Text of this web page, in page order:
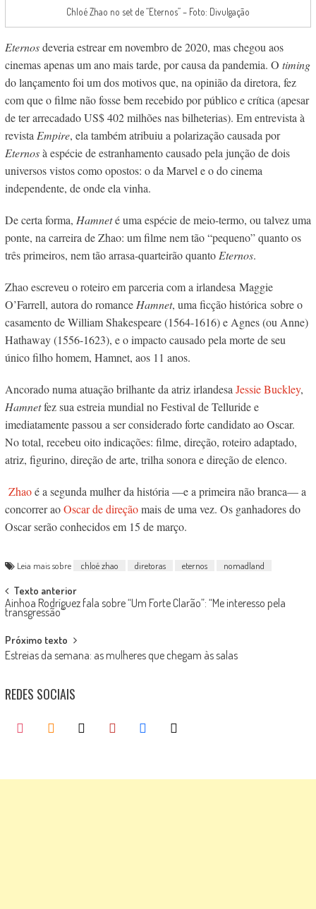
Chloé Zhao no set de “Eternos” – Foto: Divulgação
Eternosdeveria estrear em novembro de 2020, mas chegou aos
cinemas apenas um ano mais tarde, por causa da pandemia. O timing
do lançamento foi um dos motivos que, na opinião da diretora, fez
com que o filme não fosse bem recebido por público e crítica (apesar
de ter arrecadado US$ 402 milhões nas bilheterias). Em entrevista à
revista Empire, ela também atribuiu a polarização causada por
Eternosà espécie de estranhamento causado pela junção de dois
universos vistos como opostos: o da Marvel e o do cinema
independente, de onde ela vinha.
De certa forma, Hamnet é uma espécie de meio-termo, ou talvez uma
ponte, na carreira de Zhao: um filme nem tão “pequeno” quanto os
três primeiros, nem tão arrasa-quarteirão quanto Eternos.
Zhao escreveu o roteiro em parceria com a irlandesa Maggie
O’Farrell, autora do romance Hamnet, uma ficção histórica sobre o
casamento de William Shakespeare (1564-1616) e Agnes (ou Anne)
Hathaway (1556-1623), e o impacto causado pela morte de seu
único filho homem, Hamnet, aos 11 anos.
Ancorado numa atuação brilhante da atriz irlandesa Jessie Buckley,
Hamnetfez sua estreia mundial no Festival de Telluride e
imediatamente passou a ser considerado forte candidato ao Oscar.
No total, recebeu oito indicações: filme, direção, roteiro adaptado,
atriz, figurino, direção de arte, trilha sonora e direção de elenco.
Zhaoé a segunda mulher da história —e a primeira não branca— a
concorrer aoOscar de direçãomais de uma vez. Os ganhadores do
Oscar serão conhecidos em 15 de março.
Leia mais sobre chloé zhao diretoras eternos nomadland
Post
navigation
Texto anterior
Ainhoa Rodríguez fala sobre “Um Forte Clarão”: “Me interesso pela
transgressão”
Próximo texto
Estreias da semana: as mulheres que chegam às salas
REDES SOCIAIS